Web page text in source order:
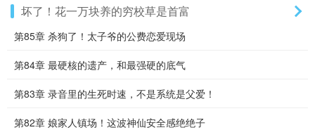
坏了！花一万块养的穷校草是首富
第85章 杀狗了！太子爷的公费恋爱现场
第84章 最硬核的遗产，和最强硬的底气
第83章 录音里的生死时速，不是系统是父爱！
第82章 娘家人镇场！这波神仙安全感绝绝子